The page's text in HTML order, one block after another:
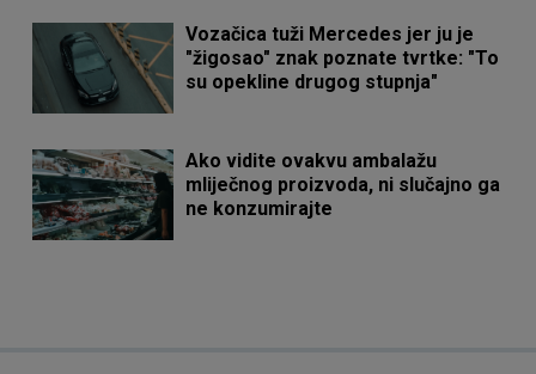
Vozačica tuži Mercedes jer ju je
"žigosao" znak poznate tvrtke: "To
su opekline drugog stupnja"
Ako vidite ovakvu ambalažu
mliječnog proizvoda, ni slučajno ga
ne konzumirajte